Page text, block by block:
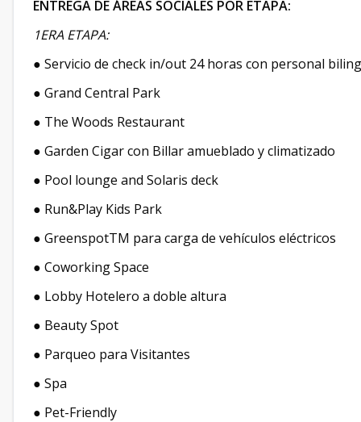
ENTREGA DE ÁREAS SOCIALES POR ETAPA:
1ERA ETAPA:
● Servicio de check in/out 24 horas con personal
● Grand Central Park
● The Woods Restaurant
● Garden Cigar con Billar amueblado y climatizado
● Pool lounge and Solaris deck
● Run&Play Kids Park
● GreenspotTM para carga de vehículos eléctricos
● Coworking Space
● Lobby Hotelero a doble altura
● Beauty Spot
● Parqueo para Visitantes
● Spa
● Pet-Friendly